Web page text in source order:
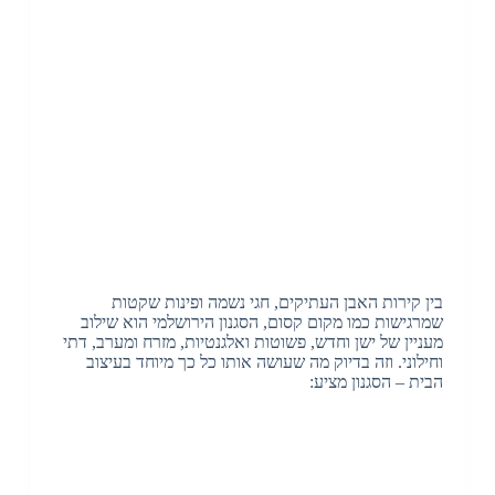
בין קירות האבן העתיקים, חגי נשמה ופינות שקטות
שמרגישות כמו מקום קסום, הסגנון הירושלמי הוא שילוב
מעניין של ישן וחדש, פשוטות ואלגנטיות, מזרח ומערב, דתי
וחילוני. וזה בדיוק מה שעושה אותו כל כך מיוחד בעיצוב
הבית – הסגנון מציע: